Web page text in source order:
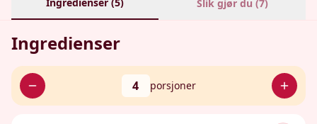
Slik gjør du (7)
Ingredienser
4 porsjoner